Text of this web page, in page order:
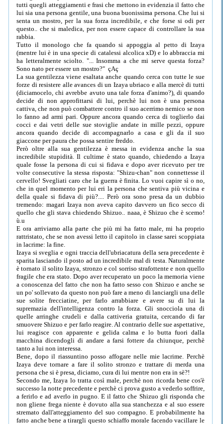
tutti quegli atteggiamenti e frasi che mettono in evidenzia il fatto che
lui sia una persona gentile, una buona buonissima persona. Che lui si
senta un mostro, per la sua forza incredibile, e che forse si odi per
questo.. che si maledica, per non essere capace di controllare la sua
rabbia.
Tutto il monologo che fa quando si appoggia al petto di Izaya
(mentre lui è in una specie di catalessi alcolica xD) e lo abbraccia mi
ha letteralmente sciolto. "... Insomma a che mi serve questa forza?
Sono nato per essere un mostro?" çAç
La sua gentilezza viene esaltata anche quando cerca con tutte le sue
forze di resistere alle avances di un Izaya ubriaco e alla mercè di tutti
(diciamocelo, chi avrebbe avuto una tale forza d'animo?), di quando
decide di non approfittarsi di lui, perchè lui non è una persona
cattiva, che non può combattere contro il suo acerrimo nemico se non
lo fanno ad armi pari. Oppure ancora quando cerca di toglierlo dai
cocci e dai vetri delle sue stoviglie andate in mille pezzi, oppure
ancora quando decide di accompagnarlo a casa e gli da il suo
giaccone per paura che possa sentire freddo.
Però oltre alla sua gentilezza è messa in evidenza anche la sua
incredibile stupidità. Il cultime è stato quando, chiedendo a Izaya
quale fosse la persona di cui si fidava e dopo aver ricevuto per tre
volte consecutive la stessa risposta: "Shizu-chan" non connettesse il
cervello! Svegliati caro che la guerra è finita. Lo vuoi capire sì o no,
che in quel momento per lui eri la persona che sentiva più vicina e
della quale si fidava di più?.... Però ora sono presa da un dubbio
tremendo: magari Izaya non aveva capito davvero un fico secco di
quello che gli stava chiedendo Shizuo.. naaa, è Shizuo che è scemo!
ù.u
E ora arriviamo alla parte che più mi ha fatto male, mi ha proprio
rattristato, che se non avessi letto il capitolo in classe sarei scoppiata
in lacrime: la fine.
Izaya si sveglia e ogni traccia dell'ubriacatura della sera precedente è
sparita lasciando il posto ad un incredibile mal di testa. Naturalmente
è tornato il solito Izaya, stronzo e col sorriso strafottente e non quello
fragile che era stato. Dopo aver recuperato un poco la memoria viene
a conoscenza del fatto che non ha fatto sesso con Shizuo e anche se
un po' sollevato da questo non può fare a meno di lanciargli una delle
sue solite frecciatine, per farlo arrabbiare e avere su di lui la
supremazia dell'intelligenza contro la forza. Gli snocciola una di
quelle arringhe crudeli e dalla cattiveria gratuita, cercando di far
smuovere Shizuo e per farlo reagire. Al contrario delle sue aspettative,
lui reagisce con apparente e gelida calma e lo butta fuori dalla
macchina dicendogli di andare a farsi fottere da chiunque, perchè
tanto a lui non interessa.
Bene, dopo il riassuntino posso affogare nelle mie lacrime. Perchè
Izaya deve tornare a fare il solito stronzo e trattare di merda una
persona che si è presa, diciamo, cura di lui mentre non era in sè?!
Secondo me, Izaya lo tratta così male, perchè non ricorda bene cos'è
successo la notte precedente e perchè ci prova gusto a vederlo soffrire,
a ferirlo e ad averlo in pugno. E il fatto che Shizuo gli risponda che
non gliene frega niente è dovuto alla sua stanchezza e al suo essere
stremato dall'atteggiamento del suo compagno. E probabilmente ha
fatto anche bene a tirargli questo schiaffo morale facendo vacillare le